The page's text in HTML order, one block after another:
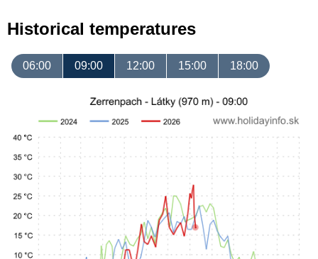
Historical temperatures
06:00 09:00 12:00 15:00 18:00